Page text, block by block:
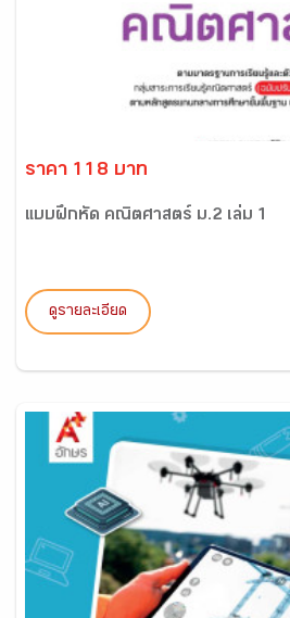
ราคา 118 บาท
แบบฝึกหัด คณิตศาสตร์ ม.2 เล่ม 1
ดูรายละเอียด